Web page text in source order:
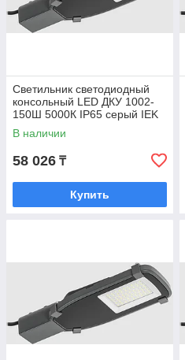
Светильник светодиодный
консольный LED ДКУ 1002-
150Ш 5000К IP65 серый IEK
В наличии
58 026 ₸
Купить